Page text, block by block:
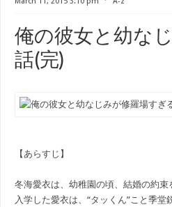
俺の彼女と幼な
話(完)
【あらすじ】
冬海愛衣は、幼稚園の頃、結婚の約
入学した愛衣は、“タッくん”こと季